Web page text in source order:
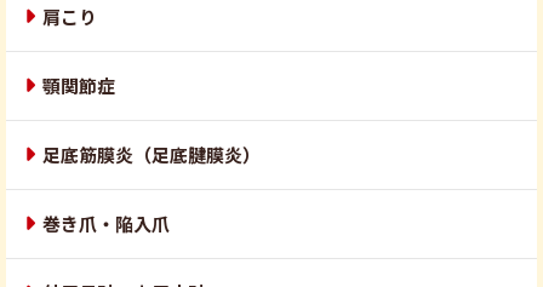
肩こり
顎関節症
足底筋膜炎（足底腱膜炎）
巻き爪・陥入爪